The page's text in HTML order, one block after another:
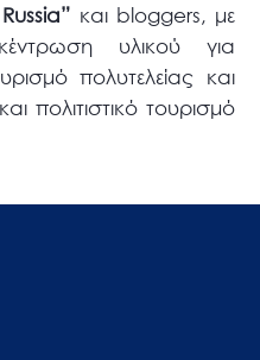
και bloggers, με
υλικού για
πολυτελείας και
πολιτιστικό τουρισμό